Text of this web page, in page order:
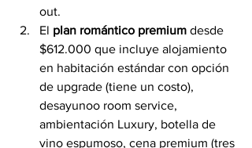
out.
El plan romántico premium desde
$612.000 que incluye alojamiento
en habitación estándar con opción
de upgrade (tiene un costo),
desayunoo room service,
ambientación Luxury, botella de
vino espumoso, cena premium (tres